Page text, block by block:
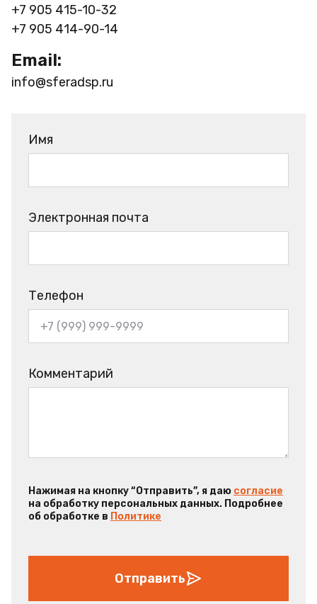
+7 905 415-10-32
+7 905 414-90-14
Email:
info@sferadsp.ru
Имя
Электронная почта
Телефон
Комментарий
Нажимая на кнопку “Отправить”, я даю согласие
на обработку персональных данных. Подробнее
об обработке в Политике
Отправить